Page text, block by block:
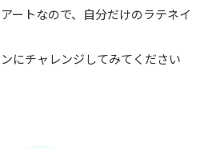
ートなので、自分だけのラテネイ
にチャレンジしてみてください